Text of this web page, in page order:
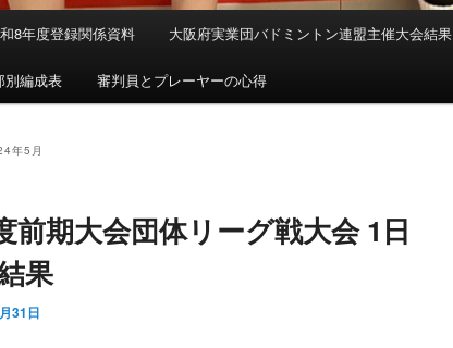
ンツへ移動
ツへ移動
8年度登録関係資料 大阪府実業団バドミントン連盟主催大会結果
別編成表 審判員とプレーヤーの心得
年5月
前期大会団体リーグ戦大会 1日
果
31日